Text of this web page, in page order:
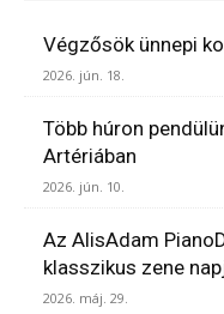
Végzősök ünnepi
2026. jún. 18.
Több húron
Artériában
2026. jún. 10.
Az AlisAdam
klasszikus zene
2026. máj. 29.